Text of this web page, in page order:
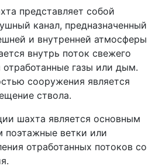
представляет собой
канал, предназначенный
и внутренней атмосферы
внутрь поток свежего
отработанные газы или дым.
сооружения является
ствола.
шахта является основным
ветки или
отработанных потоков со